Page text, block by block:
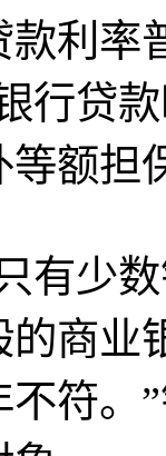
利率
行贷
额担
少数
的商
不符。